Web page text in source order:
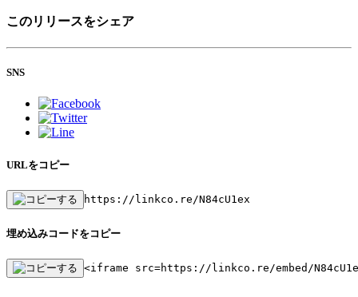
このリリースをシェア
SNS
URLをコピー
https://linkco.re/N84cU1ex
埋め込みコードをコピー
<iframe src=https://linkco.re/embed/